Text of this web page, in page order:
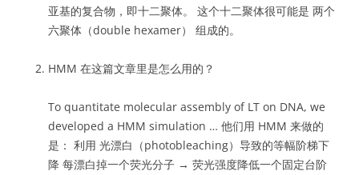
亚基的复合物，即十二聚体。 这个十二聚体很可能是 两个
六聚体（double hexamer） 组成的。
HMM 在这篇文章里是怎么用的？
To quantitate molecular assembly of LT on DNA, we
developed a HMM simulation … 他们用 HMM 来做的
是： 利用 光漂白（photobleaching）导致的等幅阶梯下
降 每漂白掉一个荧光分子 → 荧光强度降低一个固定台阶